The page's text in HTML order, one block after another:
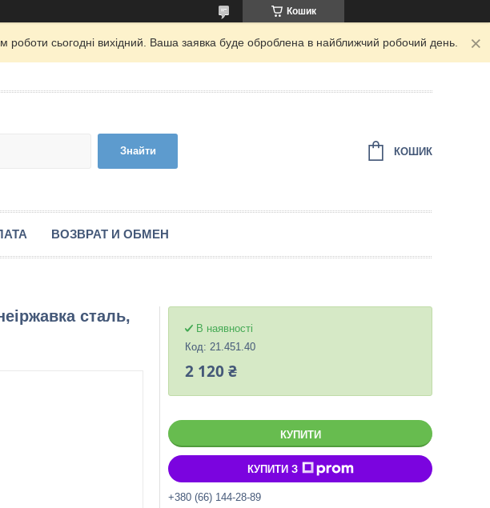
Кошик
сьогодні вихідний. Ваша заявка буде оброблена в найближчий робочий день.
Знайти КОШИК
ВОЗВРАТ И ОБМЕН
сталь,
В наявності
Код: 21.451.40
2 120 ₴
КУПИТИ
КУПИТИ З
+380 (66) 144-28-89